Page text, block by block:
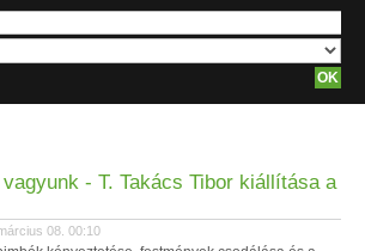
- T. Takács Tibor kiállítása a
08. 00:10